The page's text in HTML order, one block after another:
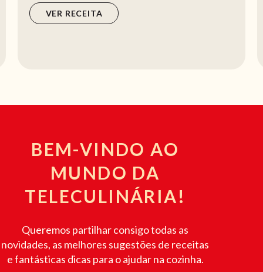
VER RECEITA
BEM-VINDO AO
MUNDO DA
TELECULINÁRIA!
Queremos partilhar consigo todas as
novidades, as melhores sugestões de receitas
e fantásticas dicas para o ajudar na cozinha.